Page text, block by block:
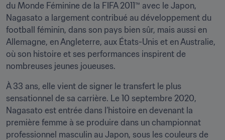
du Monde Féminine de la FIFA 2011™ avec le Japon,
Nagasato a largement contribué au développement du
football féminin, dans son pays bien sûr, mais aussi en
Allemagne, en Angleterre, aux États-Unis et en Australie,
où son histoire et ses performances inspirent de
nombreuses jeunes joueuses.
À 33 ans, elle vient de signer le transfert le plus
sensationnel de sa carrière. Le 10 septembre 2020,
Nagasato est entrée dans l’histoire en devenant la
première femme à se produire dans un championnat
professionnel masculin au Japon, sous les couleurs de